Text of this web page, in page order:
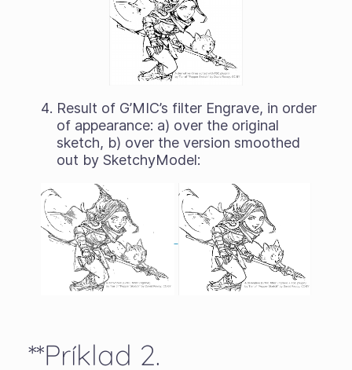
Result of G’MIC’s filter Engrave, in order
of appearance: a) over the original
sketch, b) over the version smoothed
out by SketchyModel:
**Príklad 2.